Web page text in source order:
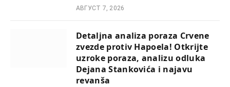
АВГУСТ 7, 2026
Detaljna analiza poraza Crvene
zvezde protiv Hapoela! Otkrijte
uzroke poraza, analizu odluka
Dejana Stankovića i najavu
revanša